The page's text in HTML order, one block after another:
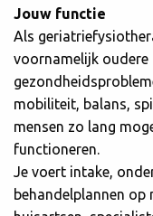
Jouw functie
Als
voornamelijk
mobiliteit, balans,
mensen zo lang
functioneren.
Je voert intake,
behandelplannen